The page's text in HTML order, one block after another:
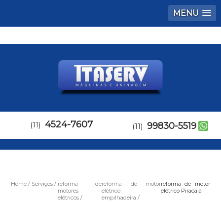
MENU
(11) 4524-7607 (11) 99830-5519
Home Serviços
reforma de
motores
elétricos
reforma de motor
elétrico
empilhadeira
reforma de motor
elétrico Piracaia